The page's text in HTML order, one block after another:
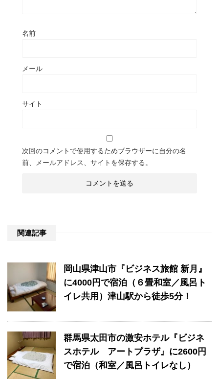
名前
メール
サイト
次回のコメントで使用するためブラウザーに自分の名
前、メールアドレス、サイトを保存する。
関連記事
岡山県津山市『ビジネス旅館 新月』
に4000円で宿泊（６畳和室／風呂ト
イレ共用）津山駅から徒歩5分！
群馬県太田市の激安ホテル『ビジネ
スホテル アートプラザ』に2600円
で宿泊（和室／風呂トイレなし）